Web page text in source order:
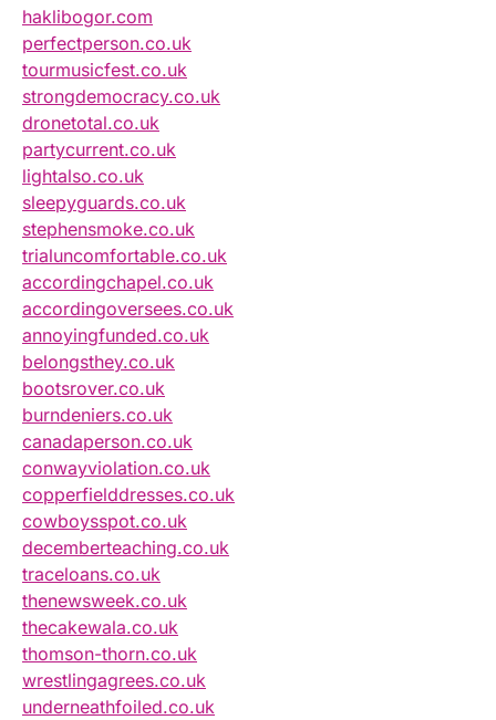
haklibogor.com
perfectperson.co.uk
tourmusicfest.co.uk
strongdemocracy.co.uk
dronetotal.co.uk
partycurrent.co.uk
lightalso.co.uk
sleepyguards.co.uk
stephensmoke.co.uk
trialuncomfortable.co.uk
accordingchapel.co.uk
accordingoversees.co.uk
annoyingfunded.co.uk
belongsthey.co.uk
bootsrover.co.uk
burndeniers.co.uk
canadaperson.co.uk
conwayviolation.co.uk
copperfielddresses.co.uk
cowboysspot.co.uk
decemberteaching.co.uk
traceloans.co.uk
thenewsweek.co.uk
thecakewala.co.uk
thomson-thorn.co.uk
wrestlingagrees.co.uk
underneathfoiled.co.uk